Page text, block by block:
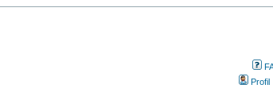
Profil